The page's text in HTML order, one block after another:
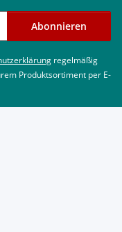
Abonnieren
regelmäßig
Produktsortiment per E-